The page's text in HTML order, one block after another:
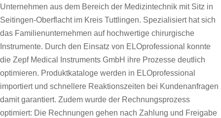
Unternehmen aus dem Bereich der Medizintechnik mit Sitz in
Seitingen-Oberflacht im Kreis Tuttlingen. Spezialisiert hat sich
das Familienunternehmen auf hochwertige chirurgische
Instrumente. Durch den Einsatz von ELOprofessional konnte
die Zepf Medical Instruments GmbH ihre Prozesse deutlich
optimieren. Produktkataloge werden in ELOprofessional
importiert und schnellere Reaktionszeiten bei Kundenanfragen
damit garantiert. Zudem wurde der Rechnungsprozess
optimiert: Die Rechnungen gehen nach Zahlung und Freigabe